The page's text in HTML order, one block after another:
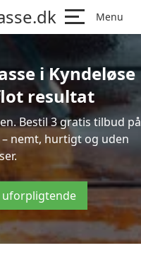
Menu
i Kyndeløse
resultat
Bestil 3 gratis tilbud på
nemt, hurtigt og uden
uforpligtende